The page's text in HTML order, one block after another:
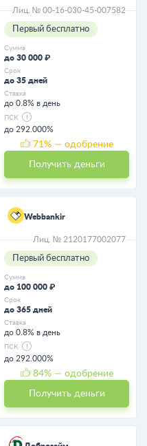
Лиц. № 00-16-030-45-007582
Первый бесплатно
Сумма
до 30 000 ₽
Срок
до 35 дней
Ставка
до 0.8% в день
ПСК
до 292.000%
71 % — одобрение
Получить деньги
Webbankir
Лиц. № 2120177002077
Первый бесплатно
Сумма
до 100 000 ₽
Срок
до 365 дней
Ставка
до 0.8% в день
ПСК
до 292.000%
84% — одобрение
Получить деньги